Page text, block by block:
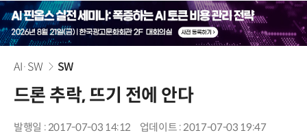
AI·SW SW
드론 추락, 뜨기 전에 안다
발행일 : 2017-07-03 14:12
업데이트 : 2017-07-03 19:47